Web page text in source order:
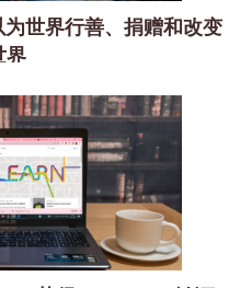
世界行善、捐赠和改变
界